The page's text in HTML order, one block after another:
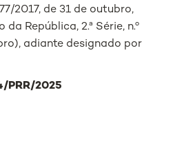
2017, de 31 de outubro,
República, 2.ª Série, n.º
adiante designado por
PRR/2025